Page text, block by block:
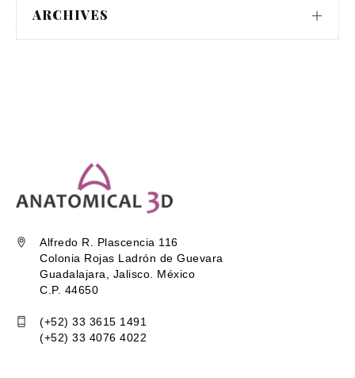
ARCHIVES
Alfredo R. Plascencia 116
Colonia Rojas Ladrón de Guevara
Guadalajara, Jalisco. México
C.P. 44650
(+52) 33 3615 1491
(+52) 33 4076 4022